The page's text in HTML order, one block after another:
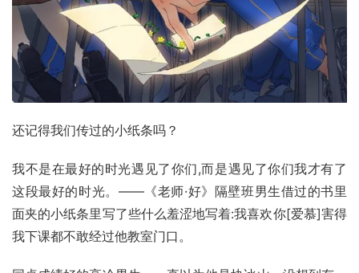
还记得我们传过的小纸条吗？
我不是在最好的时光遇见了你们,而是遇见了你们我才有了
这段最好的时光。——《老师·好》隔壁班男生借过的书里
面夹的小纸条里写了些什么羞涩地写着:我喜欢你[爱慕]害得
我下课都不敢经过他教室门口。